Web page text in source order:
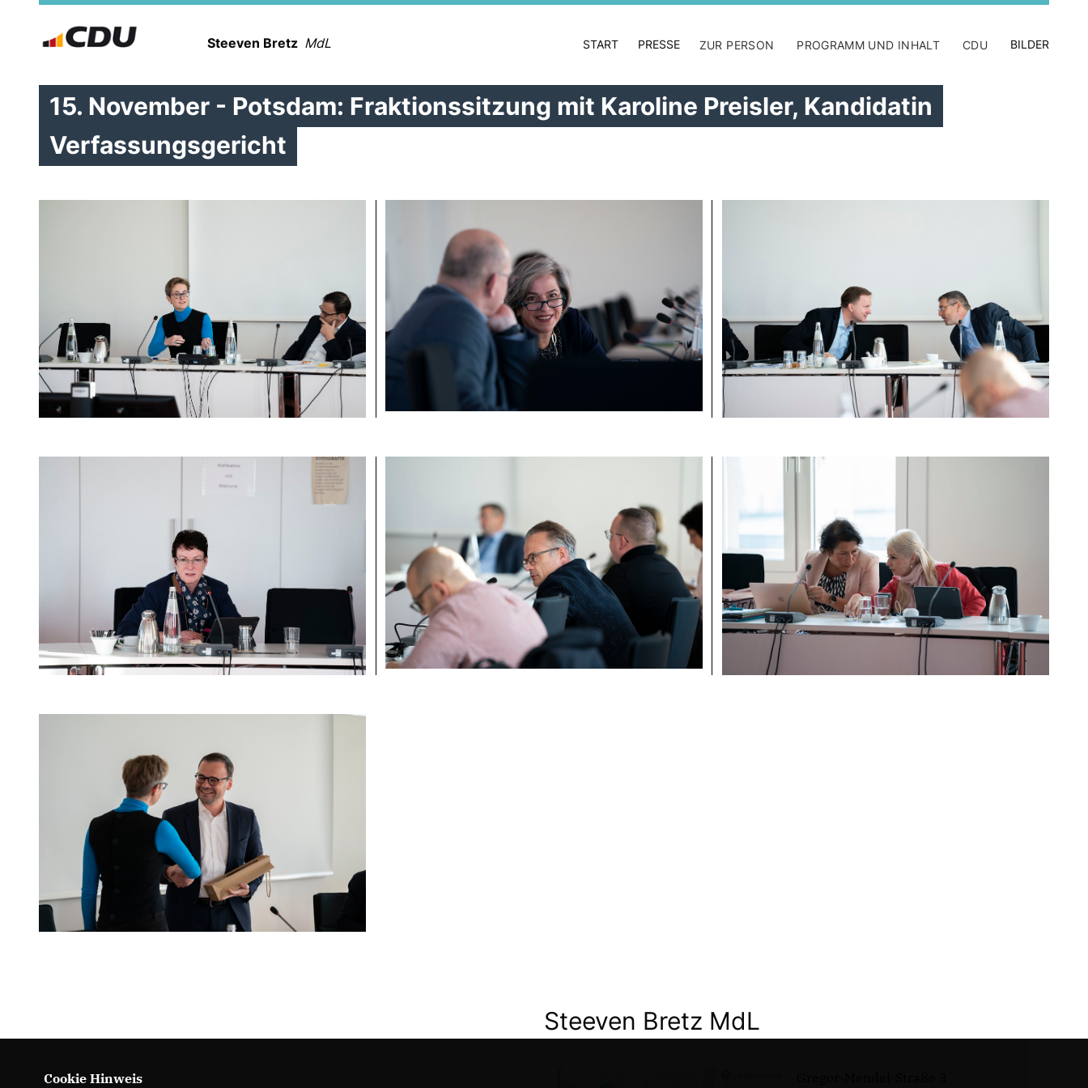
Steeven Bretz MdL START PRESSE ZUR PERSON PROGRAMM UND INHALT CDU BILDER
15. November - Potsdam: Fraktionssitzung mit Karoline Preisler, Kandidatin
Verfassungsgericht
Steeven Bretz MdL
Cookie Hinweis